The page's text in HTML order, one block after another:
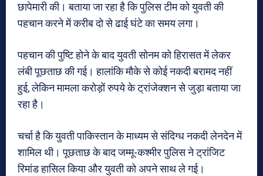
छापेमारी की। बताया जा रहा है कि पुलिस टीम को युवती की
पहचान करने में करीब दो से ढाई घंटे का समय लगा।
पहचान की पुष्टि होने के बाद युवती सोनम को हिरासत में लेकर
लंबी पूछताछ की गई। हालांकि मौके से कोई नकदी बरामद नहीं
हुई, लेकिन मामला करोड़ों रुपये के ट्रांजेक्शन से जुड़ा बताया जा
रहा है।
चर्चा है कि युवती पाकिस्तान के माध्यम से संदिग्ध नकदी लेनदेन में
शामिल थी। पूछताछ के बाद जम्मू-कश्मीर पुलिस ने ट्रांजिट
रिमांड हासिल किया और युवती को अपने साथ ले गई।